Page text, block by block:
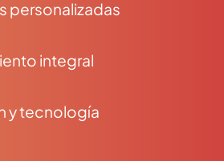
personalizadas
integral
y tecnología